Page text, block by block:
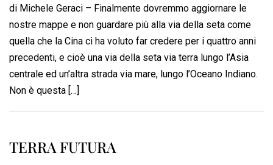
di Michele Geraci – Finalmente dovremmo aggiornare le
nostre mappe e non guardare più alla via della seta come
quella che la Cina ci ha voluto far credere per i quattro anni
precedenti, e cioè una via della seta via terra lungo l’Asia
centrale ed un’altra strada via mare, lungo l’Oceano Indiano.
Non è questa […]
TERRA FUTURA